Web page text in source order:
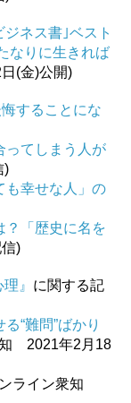
ジネス書｣ベスト
なりに生きれば
(金)公開)
悔することにな
ってしまう人が
)
も幸せな人」の
？「歴史に名を
)
』 に関する記
“難問”ばかり
2021年2月18
ライン衆知